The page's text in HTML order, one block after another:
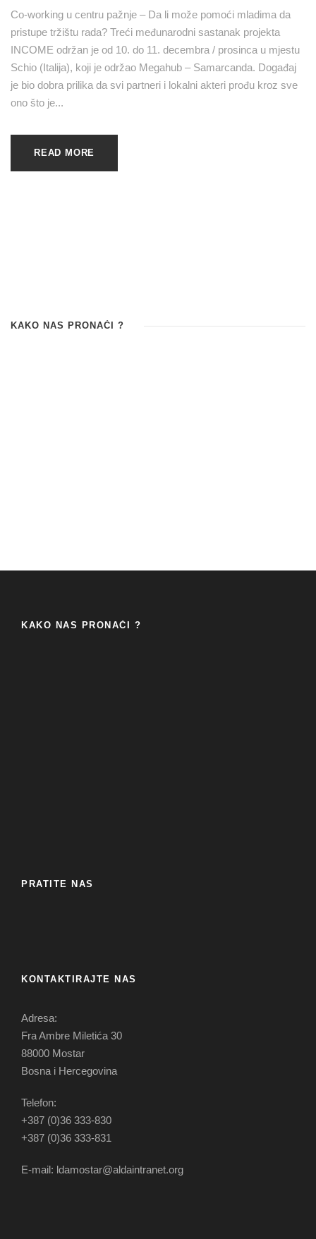
Co-working u centru pažnje – Da li može pomoći mladima da
pristupe tržištu rada? Treći međunarodni sastanak projekta
INCOME održan je od 10. do 11. decembra / prosinca u mjestu
Schio (Italija), koji je održao Megahub – Samarcanda. Događaj
je bio dobra prilika da svi partneri i lokalni akteri prođu kroz sve
ono što je...
READ MORE
KAKO NAS PRONAĆI ?
KAKO NAS PRONAĆI ?
PRATITE NAS
KONTAKTIRAJTE NAS
Adresa:
Fra Ambre Miletića 30
88000 Mostar
Bosna i Hercegovina
Telefon:
+387 (0)36 333-830
+387 (0)36 333-831
E-mail: ldamostar@aldaintranet.org